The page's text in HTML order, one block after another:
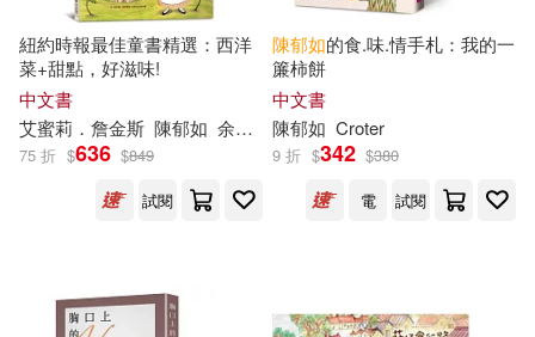
紐約時報最佳童書精選：西洋
菜+甜點，好滋味!
中文書
艾蜜莉．詹金斯 陳郁如 余治瑩 歐玲瀞 蘇菲．布雷克爾（
75 折 $636 $849
試閱
陳郁如的食.味.情手札：我的一
簾柿餅
中文書
陳郁如 Croter
9 折 $342 $380
電
試閱